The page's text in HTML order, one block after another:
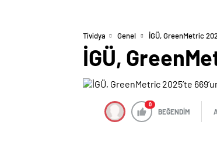
Tividya Genel İGÜ, GreenMetric
İGÜ,
0
BEĞENDİM